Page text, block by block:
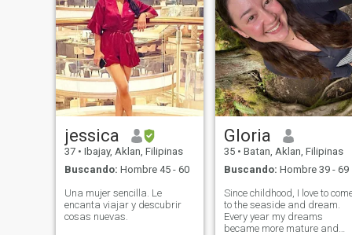
jessica
37 • Ibajay, Aklan, Filipinas
Buscando: Hombre 45 - 60
Una mujer sencilla. Le
encanta viajar y descubrir
cosas nuevas.
Gloria
35 • Batan, Aklan, Filipinas
Buscando: Hombre 39 - 69
Since childhood, I love to
to the seaside and dream.
Every year my dreams
became more mature and